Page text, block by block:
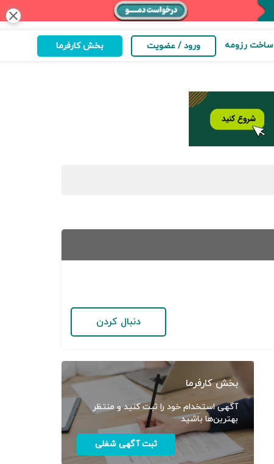
close
ساخت رزومه ورود / عضویت بخش کارفرما
دنبال کردن
بخش کارفرما
آگهی استخدام خود را ثبت کنید و منتظر
بهترین‌ها باشید
ثبت آگهی شغلی